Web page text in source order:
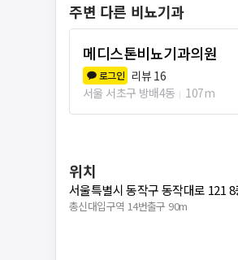
주변 다른 비뇨기과
메디스톤비뇨기과의원
로그인 리뷰 16
서울 서초구 방배4동
107m
위치
서울특별시 동작구 동작대로 121
총신대입구역 14번출구 90m